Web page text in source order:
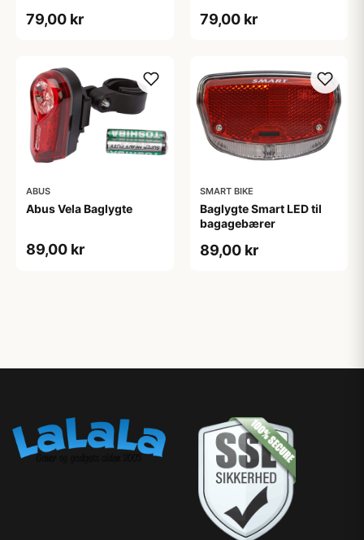
79,00 kr 79,00 kr
ABUS
Abus Vela Baglygte
89,00 kr
SMART BIKE
Baglygte Smart LED til
bagagebærer
89,00 kr